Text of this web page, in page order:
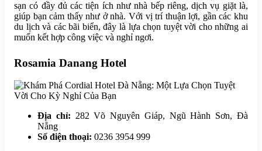
sạn có đầy đủ các tiện ích như nhà bếp riêng, dịch vụ giặt là,
giúp bạn cảm thấy như ở nhà. Với vị trí thuận lợi, gần các khu
du lịch và các bãi biển, đây là lựa chọn tuyệt vời cho những ai
muốn kết hợp công việc và nghỉ ngơi.
Rosamia Danang Hotel
Địa chỉ: 282 Võ Nguyên Giáp, Ngũ Hành Sơn, Đà
Nẵng
Số điện thoại: 0236 3954 999